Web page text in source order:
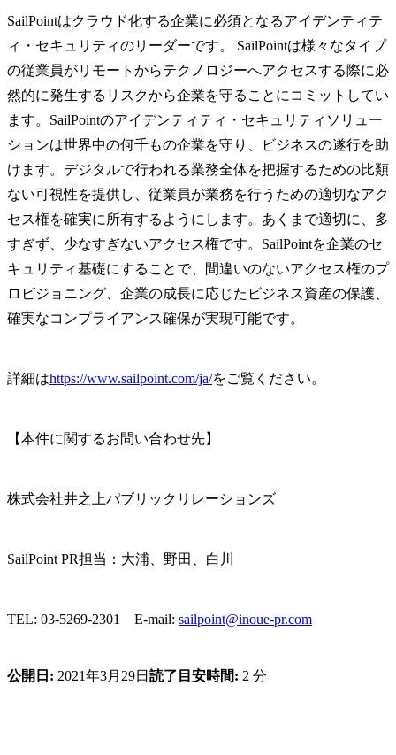
SailPointはクラウド化する企業に必須となるアイデンティテ
ィ・セキュリティのリーダーです。 SailPointは様々なタイプ
の従業員がリモートからテクノロジーへアクセスする際に必
然的に発生するリスクから企業を守ることにコミットしてい
ます。SailPointのアイデンティティ・セキュリティソリュー
ションは世界中の何千もの企業を守り、ビジネスの遂行を助
けます。デジタルで行われる業務全体を把握するための比類
ない可視性を提供し、従業員が業務を行うための適切なアク
セス権を確実に所有するようにします。あくまで適切に、多
すぎず、少なすぎないアクセス権です。SailPointを企業のセ
キュリティ基礎にすることで、間違いのないアクセス権のプ
ロビジョニング、企業の成長に応じたビジネス資産の保護、
確実なコンプライアンス確保が実現可能です。
詳細はhttps://www.sailpoint.com/ja/をご覧ください。
【本件に関するお問い合わせ先】
株式会社井之上パブリックリレーションズ
SailPoint PR担当：大浦、野田、白川
TEL: 03-5269-2301 E-mail: sailpoint@inoue-pr.com
公開日: 2021年3月29日 読了目安時間: 2 分